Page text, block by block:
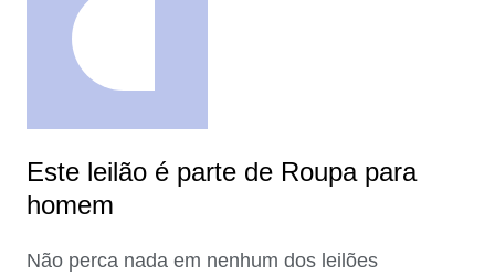
Este leilão é parte de Roupa para
homem
Não perca nada em nenhum dos leilões